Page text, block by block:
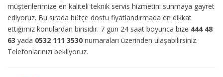
müşterilerimize en kaliteli teknik servis hizmetini sunmaya gayret
ediyoruz. Bu sırada bütçe dostu fiyatlandırmada en dikkat
ettiğimiz konulardan birisidir. 7 gün 24 saat boyunca bize 444 48
63 yada 0532 111 3530 numaraları üzerinden ulaşabilirsiniz.
Telefonlarınızı bekliyoruz.